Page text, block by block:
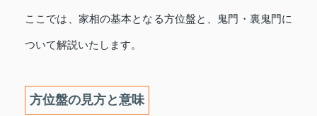
ここでは、家相の基本となる方位盤と、鬼門・裏鬼門に
ついて解説いたします。
方位盤の見方と意味